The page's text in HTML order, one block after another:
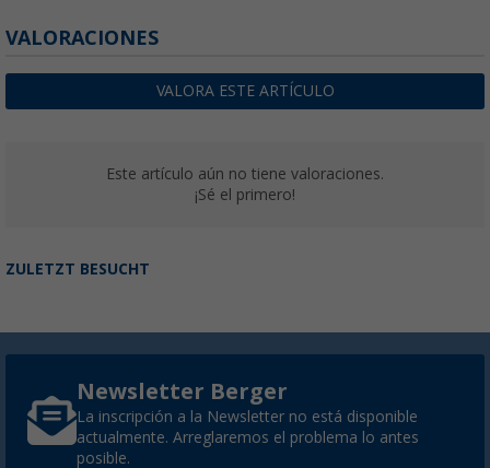
VALORACIONES
VALORA ESTE ARTÍCULO
Este artículo aún no tiene valoraciones.
¡Sé el primero!
ZULETZT BESUCHT
Newsletter Berger
La inscripción a la Newsletter no está disponible
actualmente. Arreglaremos el problema lo antes
posible.